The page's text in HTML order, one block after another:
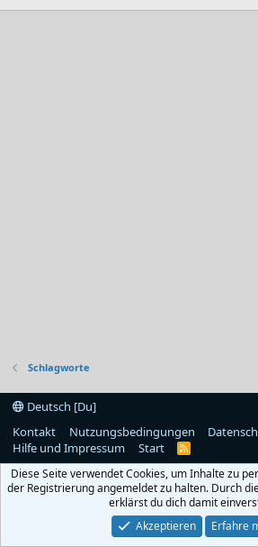
Schlagworte
Deutsch [Du]
Kontakt
Nutzungsbedingungen
Hilfe und Impressum
Start
R
S
Diese Seite verwendet Cookies, um Inhalte zu
der Registrierung angemeldet zu halten. Durch
erklärst du dich damit
Akzeptieren
Erfahre